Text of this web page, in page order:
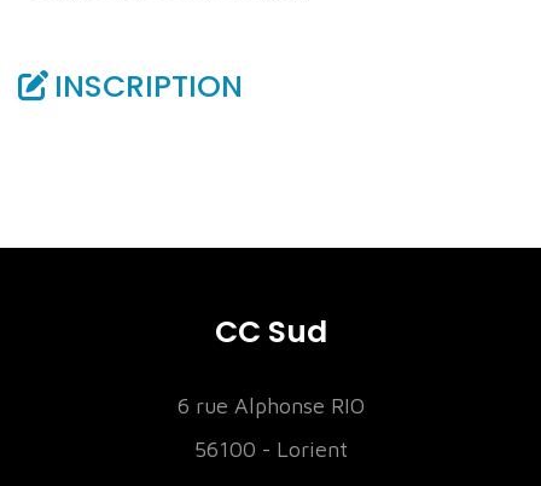
INSCRIPTION
CC Sud
6 rue Alphonse RIO
56100 - Lorient